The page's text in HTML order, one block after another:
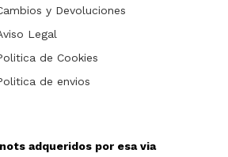
y Devoluciones
Legal
de Cookies
de envios
adqueridos por esa via